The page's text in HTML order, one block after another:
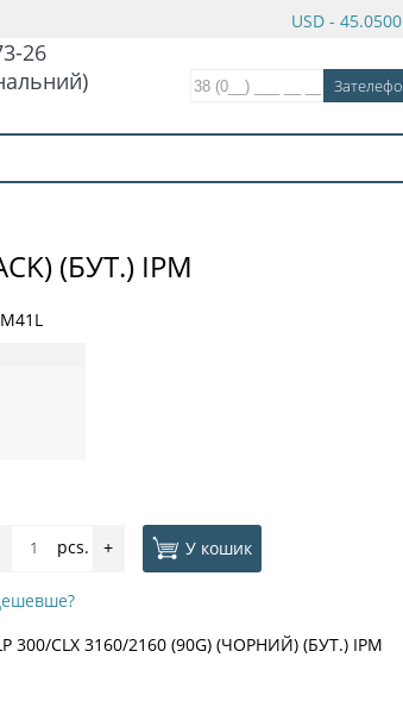
USD - 45.0500
26
(БУТ.) IPM
pcs. + У кошик
300/CLX 3160/2160 (90G) (ЧОРНИЙ) (БУТ.) IPM